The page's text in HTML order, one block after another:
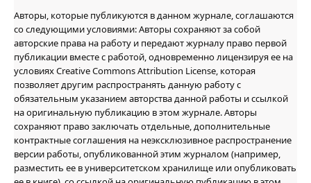
Авторы, которые публикуются в данном журнале, соглашаются
со следующими условиями: Авторы сохраняют за собой
авторские права на работу и передают журналу право первой
публикации вместе с работой, одновременно лицензируя ее на
условиях Creative Commons Attribution License, которая
позволяет другим распространять данную работу с
обязательным указанием авторства данной работы и ссылкой
на оригинальную публикацию в этом журнале. Авторы
сохраняют право заключать отдельные, дополнительные
контрактные соглашения на неэксклюзивное распространение
версии работы, опубликованной этим журналом (например,
разместить ее в университетском хранилище или опубликовать